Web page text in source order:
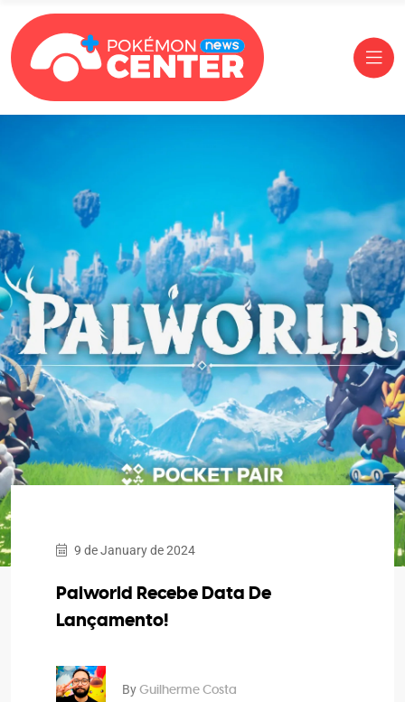
9 de January de 2024
Palworld Recebe Data De
Lançamento!
By Guilherme Costa